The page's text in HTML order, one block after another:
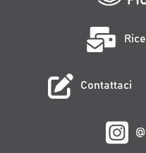
Contattaci